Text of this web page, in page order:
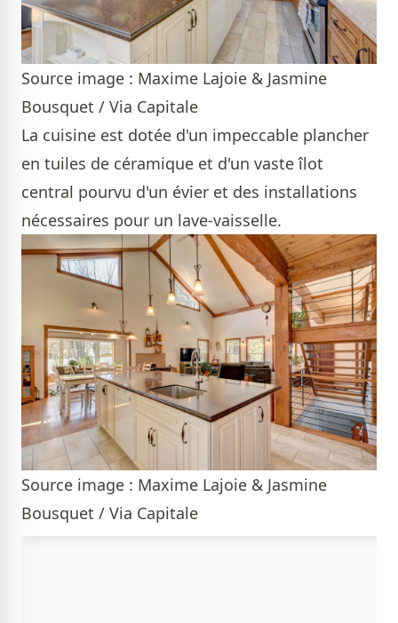
Source image : Maxime Lajoie & Jasmine
Bousquet / Via Capitale
La cuisine est dotée d'un impeccable plancher
en tuiles de céramique et d'un vaste îlot
central pourvu d'un évier et des installations
nécessaires pour un lave-vaisselle.
Source image : Maxime Lajoie & Jasmine
Bousquet / Via Capitale